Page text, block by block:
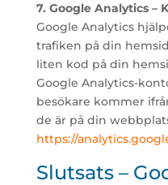
7. Google Analytics –
Google Analytics
trafiken på din
liten kod på din
Google Analytics-
besökare kommer
de är på din
https://
Slutsats –